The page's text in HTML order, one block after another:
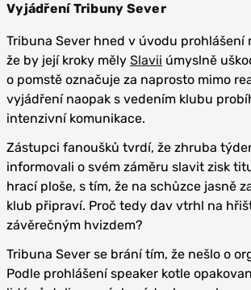
Vyjádření Tribuny Sever
Tribuna Sever hned v úvodu prohlášení
že by její kroky měly Slavii úmyslně
o pomstě označuje za naprosto mimo
vyjádření naopak s vedením klubu
intenzivní komunikace.
Zástupci fanoušků tvrdí, že zhruba
informovali o svém záměru slavit zisk
hrací ploše, s tím, že na schůzce jasně
klub připraví. Proč tedy dav vtrhl na
závěrečným hvizdem?
Tribuna Sever se brání tím, že nešlo o
Podle prohlášení speaker kotle